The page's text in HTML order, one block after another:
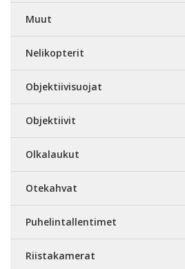
Muut
Nelikopterit
Objektiivisuojat
Objektiivit
Olkalaukut
Otekahvat
Puhelintallentimet
Riistakamerat